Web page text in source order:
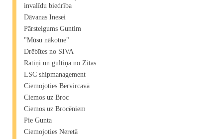
invalīdu biedrība
Dāvanas Inesei
Pārsteigums Guntim
"Mūsu nākotne"
Drēbītes no SIVA
Ratiņi un gultiņa no Zitas
LSC shipmanagement
Ciemojoties Bērvircavā
Ciemos uz Broc
Ciemos uz Brocēniem
Pie Gunta
Ciemojoties Neretā